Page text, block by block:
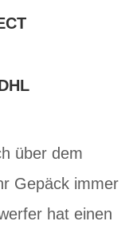
über dem
Gepäck immer
hat einen